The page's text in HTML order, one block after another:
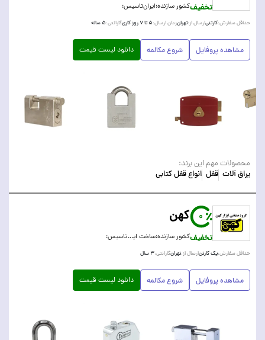
تخفیفکشور سازنده:ایرانتاسیس:
حداقل سفارش:کارتنیارسال از:تهرانزمان ارسال:۵ تا ۷ روز کاری گارانتی:۵ ساله
مشاهده پروفایل شروع مکالمه دانلود لیست قیمت
محصولات مهم این برند:
یراق آلات قفل انواع قفل کتابی
0
تخفیف
کهن
کشور سازنده: ساخت ایران IRتاسیس:
حداقل سفارش:یک کارتنارسال از:تهرانگارانتی:۳ سال
مشاهده پروفایل شروع مکالمه دانلود لیست قیمت